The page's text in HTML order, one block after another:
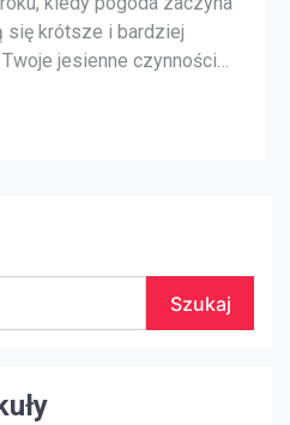
się krótsze i bardziej
jesienne czynności